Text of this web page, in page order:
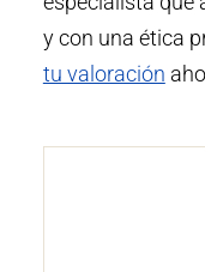
y con una ética
tu valoración